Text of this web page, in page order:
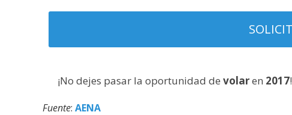
¡No dejes pasar la oportunidad devolaren 2017!
Fuente:AENA